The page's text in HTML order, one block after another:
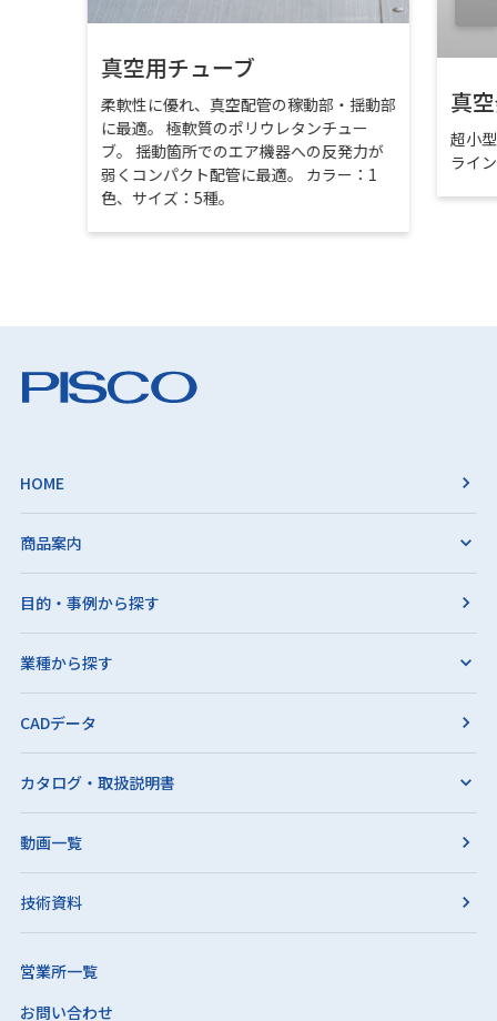
真空用チューブ
柔軟性に優れ、真空配管の稼動部・揺動部
に最適。 極軟質のポリウレタンチュー
ブ。 揺動箇所でのエア機器への反発力が
弱くコンパクト配管に最適。 カラー：1
色、サイズ：5種。
真
超小
ライ
HOME
商品案内
目的・事例から探す
業種から探す
CADデータ
カタログ・取扱説明書
動画一覧
技術資料
営業所一覧
お問い合わせ